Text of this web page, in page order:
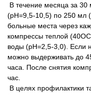
В течение месяца за
(pH=9,5-10,5) по 250 мл
больные места через
компрессы теплой
воды (pH=2,5-3,0). Если
можно выдерживать до
часа. После снятия
час.
В целях профилактики